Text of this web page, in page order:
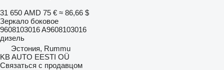
31 650 AMD 75 € ≈ 86,66 $
Зеркало боковое
9608103016 A9608103016
дизель
Эстония, Rummu
KB AUTO EESTI OÜ
Связаться с продавцом